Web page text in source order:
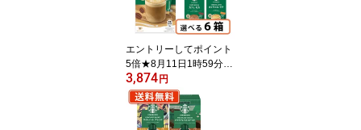
エントリーしてポイント
5倍★8月11日1時59分ま
で！スターバックス プレ
ミアムミックス 6種類か
ら選べる 6箱セットカフ
ェラテ キャラメルラテ
3,874 円